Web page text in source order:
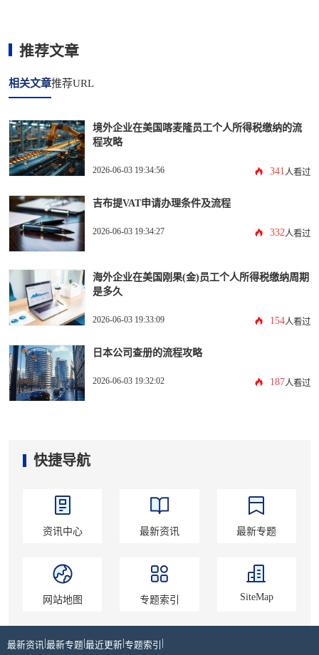
推荐文章
相关文章推荐URL
境外企业在美国喀麦隆员工个人所得税缴纳的流
程攻略
2026-06-03 19:34:56 341 人看过
吉布提VAT申请办理条件及流程
2026-06-03 19:34:27 332 人看过
海外企业在美国刚果(金)员工个人所得税缴纳周期
是多久
2026-06-03 19:33:09 154人看过
日本公司查册的流程攻略
2026-06-03 19:32:02 187人看过
快捷导航
资讯中心 最新资讯 最新专题
网站地图 专题索引 SiteMap
最新资讯 |最新专题|最近更新|专题索引 |